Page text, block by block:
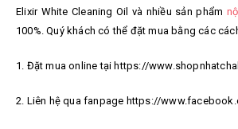
Elixir White Cleaning Oilvà nhiều sản phẩm
100%. Quý khách có thể đặt mua bằng các
1. Đặt mua online tại https://
2. Liên hệ qua fanpage https://